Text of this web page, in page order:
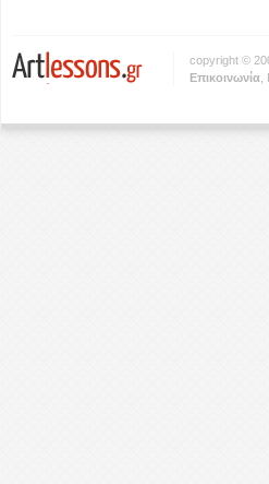
copyright ©
Eπικοινωνία